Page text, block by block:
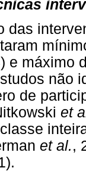
das
e máximo
não
de
et
et al.,